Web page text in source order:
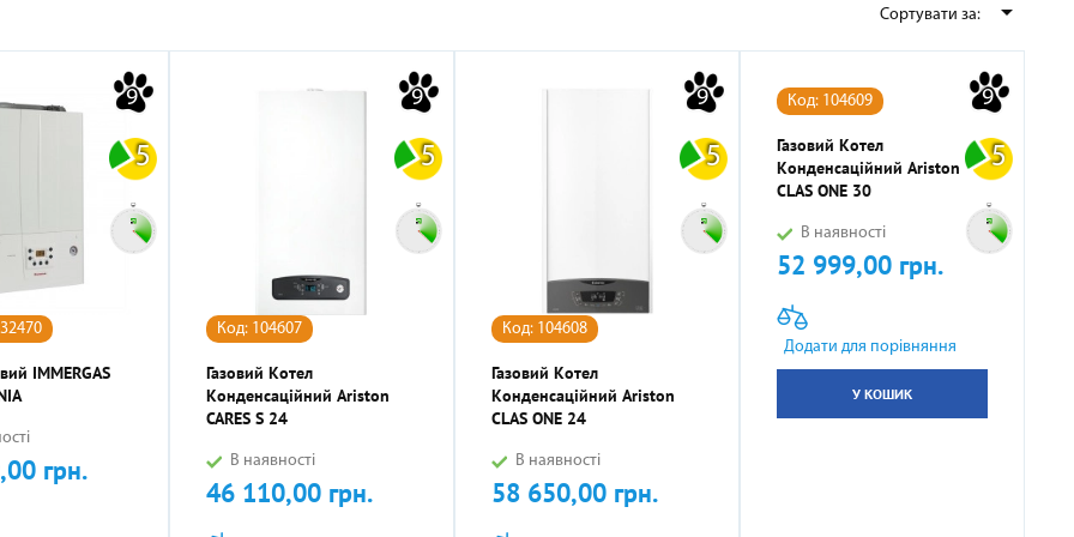
НАПОЛЬНО-СТЕЛЬОВІ КОНДИЦІОНЕРИ КОЛОННІ КОМПРЕСОРНО-КОНДЕНСАТОРНІ БЛОКИ
ДО КОНДИЦІОНЕРІВ
ЖАРОТРУБНІ ПЕЛЕТНІ ПАЛЬНИКИ СОНЯЧНІ КОЛЕКТОРИ
КОМПЕНСАЦІЙНІ РУШНИКОСУШКИ
ДО БОЙЛЕРІВ -
ГІДРОАКУМУЛЯТОРИ КУЛЕРИ ДЛЯ ВОДИ
ТЕПЛОВЕНТИЛЯТОРИ ТЕПЛОВІ ГАРМАТИ
ГАЗОВІ БАЛОНИ
Сортувати за: 
9
5
IMMERGAS
грн.
9
5
Код: 104607
Газовий Котел
Конденсаційний Ariston
CARES S 24
В наявності
Ціна
46 110,00 грн.
9
5
Код: 104608
Газовий Котел
Конденсаційний Ariston
CLAS ONE 24
В наявності
Ціна
58 650,00 грн.
9
5
Код: 104609
Газовий Котел
Конденсаційний Ariston
CLAS ONE 30
В наявності
Ціна
52 999,00 грн.
Додати для порівняння
У КОШИК